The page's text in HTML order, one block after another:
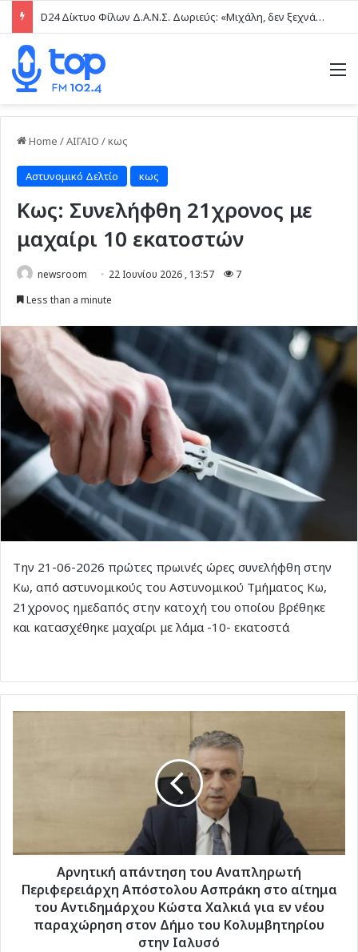
D24 Δίκτυο Φίλων Δ.Α.Ν.Σ. Δωριεύς: «Μιχάλη, δεν ξεχνάμε – Η βία δεν είναι μαγκιά»
Home /ΑΙΓΑΙΟ /κως
Αστυνομικό Δελτίο κως
Κως: Συνελήφθη 21χρονος με
μαχαίρι 10 εκατοστών
newsroom 22 Ιουνίου 2026 , 13:57
7
Less than a minute
Την 21-06-2026 πρώτες πρωινές ώρες συνελήφθη στην
Κω, από αστυνομικούς του Αστυνομικού Τμήματος Κω,
21χρονος ημεδαπός στην κατοχή του οποίου βρέθηκε
και κατασχέθηκε μαχαίρι με λάμα -10- εκατοστά
αίτημα
Αντιδημάρχου
Κώστα
Χαλκιά
Αρνητική απάντηση του Αναπληρωτή
Περιφερειάρχη Απόστολου Ασπράκη στο αίτημα
του Αντιδημάρχου Κώστα Χαλκιά για εν νέου
παραχώρηση στον Δήμο του Κολυμβητηρίου
στην Ιαλυσό